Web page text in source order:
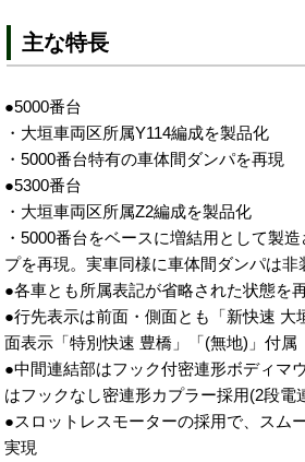
主な特長
●5000番台
・大垣車両区所属Y114編成を製品化
・5000番台特有の車体間ダンパを再現
●5300番台
・大垣車両区所属Z2編成を製品化
・5000番台をベースに増結用として製
プを再現。実車同様に車体間ダンパは非
●各車とも所属表記が省略された状態を
●行先表示は前面・側面とも「新快速 大
面表示「特別快速 豊橋」「(無地)」付属
●中間連結部はフック付密連形ボディマ
はフックなし密連形カプラー採用(2段電
●スロットレスモーターの採用で、スム
実現